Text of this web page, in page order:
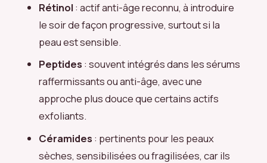
Rétinol: actif anti-âge reconnu, à introduire
le soir de façon progressive, surtout si la
peau est sensible.
Peptides : souvent intégrés dans les sérums
raffermissants ou anti-âge, avec une
approche plus douce que certains actifs
exfoliants.
Céramides : pertinents pour les peaux
sèches, sensibilisées ou fragilisées, car ils